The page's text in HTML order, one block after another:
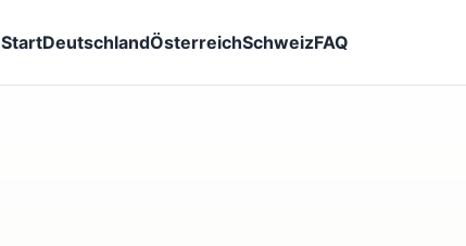
StartDeutschlandÖsterreichSchweizFAQ